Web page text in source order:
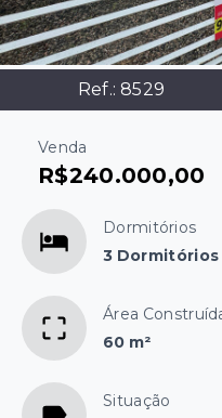
Ref.: 8529
Venda
R$240.000,00
Dormitórios
3 Dormitórios
Área
60 m²
Situação